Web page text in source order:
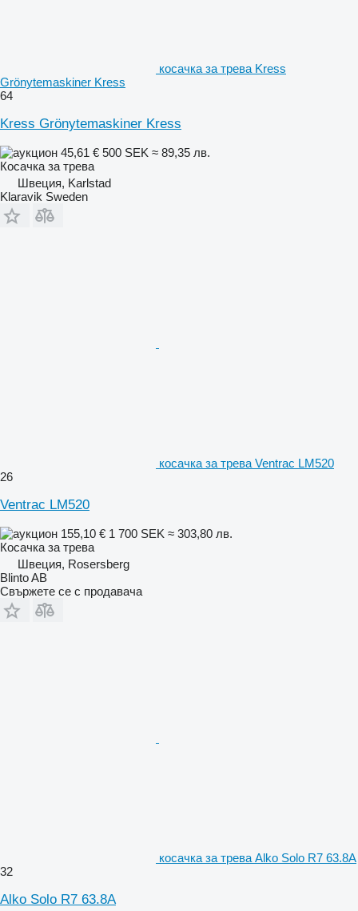
косачка за трева Kress
Grönytemaskiner Kress
64
Kress Grönytemaskiner Kress
45,61 € 500 SEK ≈ 89,35 лв.
Косачка за трева
Швеция, Karlstad
Klaravik Sweden
косачка за трева Ventrac LM520
26
Ventrac LM520
155,10 € 1 700 SEK ≈ 303,80 лв.
Косачка за трева
Швеция, Rosersberg
Blinto AB
Свържете се с продавача
косачка за трева Alko Solo R7 63.8A
32
Alko Solo R7 63.8A